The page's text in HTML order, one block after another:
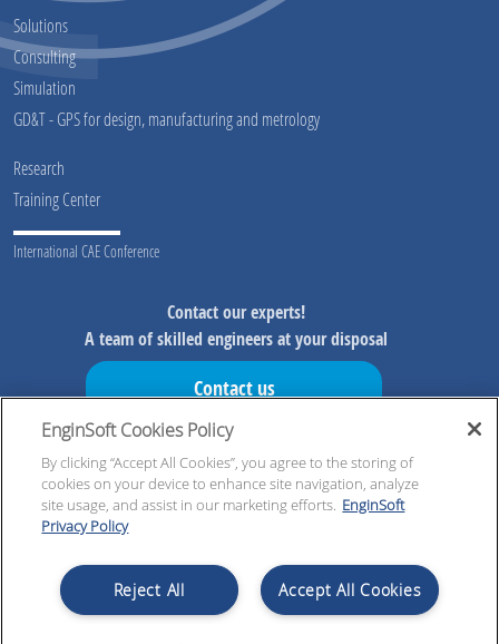
Solutions
Consulting
Simulation
GD&T - GPS for design, manufacturing and metrology
Research
Training Center
International CAE Conference
Contact our experts!
A team of skilled engineers at your disposal
Contact us
Don't miss our initiatives!
Preview information on our initiatives, exclusive resources and
updates!
EnginSoft Cookies Policy
By clicking “Accept All Cookies”, you agree to the storing of
cookies on your device to enhance site navigation, analyze
site usage, and assist in our marketing efforts. EnginSoft
Privacy Policy
Accept All Cookies
Reject All